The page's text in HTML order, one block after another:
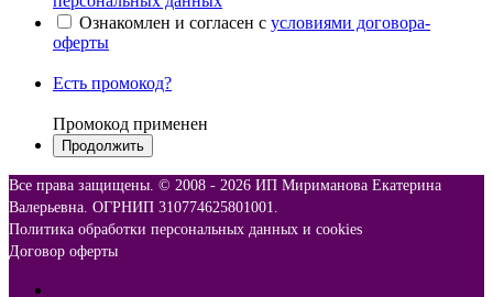
Ознакомлен и согласен с условиями договора-
оферты
Есть промокод?
Промокод применен
Все права защищены. © 2008 - 2026 ИП Мириманова Екатерина
Валерьевна. ОГРНИП 310774625801001.
Политика обработки персональных данных и cookies
Договор оферты